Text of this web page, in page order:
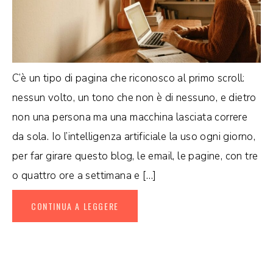
C’è un tipo di pagina che riconosco al primo scroll:
nessun volto, un tono che non è di nessuno, e dietro
non una persona ma una macchina lasciata correre
da sola. Io l’intelligenza artificiale la uso ogni giorno,
per far girare questo blog, le email, le pagine, con tre
o quattro ore a settimana e […]
CONTINUA A LEGGERE